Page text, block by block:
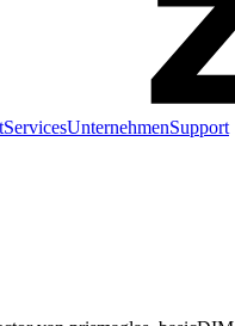
ServicesUnternehmenSupport